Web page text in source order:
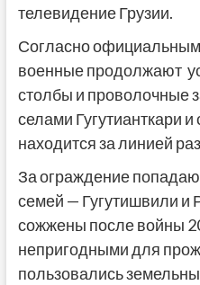
телевидение Грузии.
Согласно
военные продолжают
столбы и проволочные
селами Гугутианткари
находится за линией
За ограждение
семей — Гугутишвили и
сожжены после войны
непригодными для
пользовались